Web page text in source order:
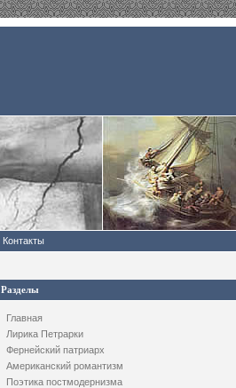
Контакты
Разделы
Главная
Лирика Петрарки
Фернейский патриарх
Американский романтизм
Поэтика постмодернизма